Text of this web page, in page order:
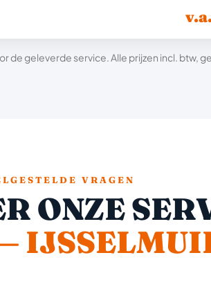
de geleverde service. Alle prijzen incl. btw,
VRAGEN
ONZE